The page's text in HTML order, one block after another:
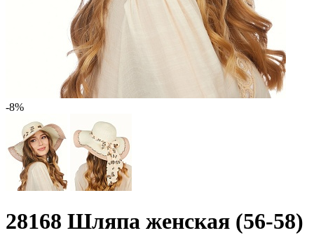
-8%
28168 Шляпа женская (56-58)